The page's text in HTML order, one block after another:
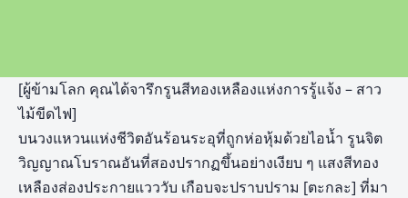
[ผู้ข้ามโลก คุณได้จารึกรูนสีทองเหลืองแห่งการรู้แจ้ง – สาว
ไม้ขีดไฟ]
บนวงแหวนแห่งชีวิตอันร้อนระอุที่ถูกห่อหุ้มด้วยไอน้ำ รูนจิต
วิญญาณโบราณอันที่สองปรากฏขึ้นอย่างเงียบ ๆ แสงสีทอง
เหลืองส่องประกายแวววับ เกือบจะปราบปราม [ตะกละ] ที่มา